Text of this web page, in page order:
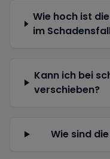
Wie hoch ist
im
Kann ich bei
verschieben?
Wie sind